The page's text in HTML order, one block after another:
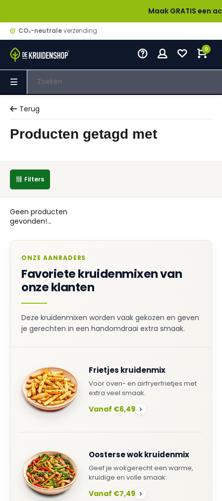
Maak GRATIS een
CO₂-neutraleverzending
0
Terug
Producten getagd met
Filters
Geen producten
gevonden!...
ONZE AANRADERS
Favoriete kruidenmixen van
onze klanten
Deze kruidenmixen worden vaak gekozen en geven
je gerechten in een handomdraai extra smaak.
Frietjes kruidenmix
Voor oven- en airfryerfrietjes met
extra veel smaak.
Vanaf €6,49 ›
Oosterse wok kruidenmix
Geef je wokgerecht een warme,
kruidige en volle smaak.
Vanaf €7,49 ›